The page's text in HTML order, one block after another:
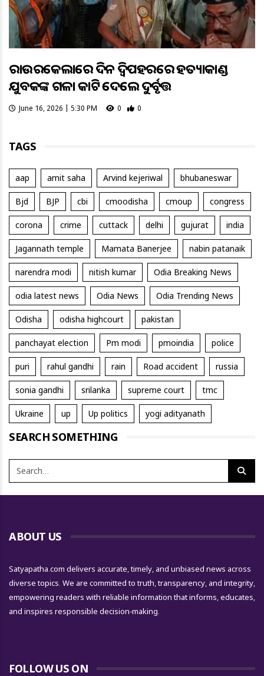
ରାଉରକେଲାରେ ଦିନ ଦ୍ବିପହରରେ ହତ୍ୟାକାଣ୍ଡ
ଯୁବକଙ୍କ ଗଳା କାଟି ଦେଲେ ଦୁର୍ବୃତ୍ତ
June 16, 2026 | 5:30 PM 0 0
TAGS
aap amit saha Arvind kejeriwal bhubaneswar
Bjd BJP cbi cmoodisha cmoup congress
corona crime cuttack delhi gujurat india
Jagannath temple Mamata Banerjee nabin patanaik
narendra modi nitish kumar Odia Breaking News
odia latest news Odia News Odia Trending News
Odisha odisha highcourt pakistan
panchayat election Pm modi pmoindia police
puri rahul gandhi rain Road accident russia
sonia gandhi srilanka supreme court tmc
Ukraine up Up politics yogi adityanath
SEARCH SOMETHING
ABOUT US
Satyapatha.com delivers accurate, timely, and unbiased news across
diverse topics. We are committed to truth, transparency, and integrity,
empowering readers with reliable information that informs, educates,
and inspires responsible decision-making.
FOLLOW US ON